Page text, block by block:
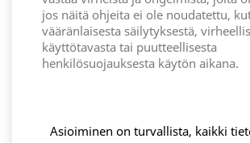
jos näitä ohjeita ei ole noudatettu,
vääränlaisesta säilytyksestä,
käyttötavasta tai puutteellisesta
henkilösuojauksesta käytön aikana.
Asioiminen on turvallista, kaikki